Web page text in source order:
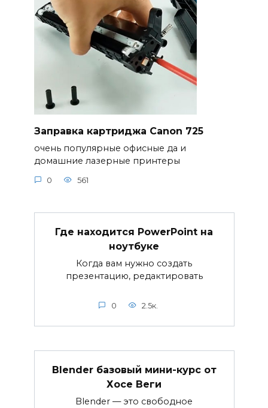
Заправка картриджа Canon 725
очень популярные офисные да и
домашние лазерные принтеры
0 561
Где находится PowerPoint на
ноутбуке
Когда вам нужно создать
презентацию, редактировать
0 2.5к.
Blender базовый мини-курс от
Хосе Веги
Blender — это свободное